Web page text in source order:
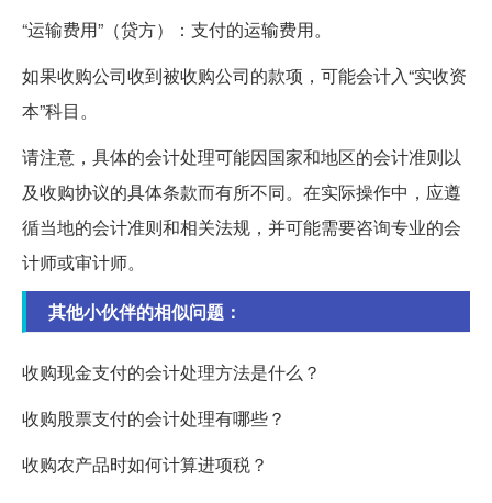
“运输费用”（贷方）：支付的运输费用。
如果收购公司收到被收购公司的款项，可能会计入“实收资
本”科目。
请注意，具体的会计处理可能因国家和地区的会计准则以
及收购协议的具体条款而有所不同。在实际操作中，应遵
循当地的会计准则和相关法规，并可能需要咨询专业的会
计师或审计师。
其他小伙伴的相似问题：
收购现金支付的会计处理方法是什么？
收购股票支付的会计处理有哪些？
收购农产品时如何计算进项税？